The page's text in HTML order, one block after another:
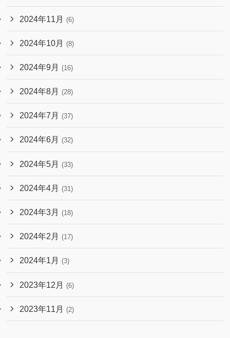
2024年11月 (6)
2024年10月 (8)
2024年9月 (16)
2024年8月 (28)
2024年7月 (37)
2024年6月 (32)
2024年5月 (33)
2024年4月 (31)
2024年3月 (18)
2024年2月 (17)
2024年1月 (3)
2023年12月 (6)
2023年11月 (2)